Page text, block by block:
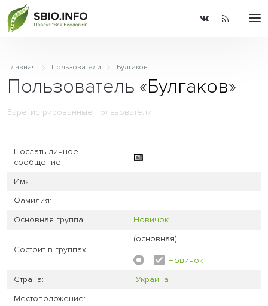
Главная Пользователи Булгаков
Пользователь «Булгаков»
Зарегистрированные пользователи
Послать личное
сообщение:
Имя:
Фамилия:
Основная группа:
Новичок
Состоит в группах:
(основная)
Новичок
Страна:
Украина
Местоположение: